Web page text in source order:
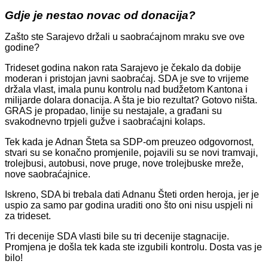
Gdje je nestao novac od donacija?
Zašto ste Sarajevo držali u saobraćajnom mraku sve ove
godine?
Trideset godina nakon rata Sarajevo je čekalo da dobije
moderan i pristojan javni saobraćaj. SDA je sve to vrijeme
držala vlast, imala punu kontrolu nad budžetom Kantona i
milijarde dolara donacija. A šta je bio rezultat? Gotovo ništa.
GRAS je propadao, linije su nestajale, a građani su
svakodnevno trpjeli gužve i saobraćajni kolaps.
Tek kada je Adnan Šteta sa SDP-om preuzeo odgovornost,
stvari su se konačno promjenile, pojavili su se novi tramvaji,
trolejbusi, autobusi, nove pruge, nove trolejbuske mreže,
nove saobraćajnice.
Iskreno, SDA bi trebala dati Adnanu Šteti orden heroja, jer je
uspio za samo par godina uraditi ono što oni nisu uspjeli ni
za trideset.
Tri decenije SDA vlasti bile su tri decenije stagnacije.
Promjena je došla tek kada ste izgubili kontrolu. Dosta vas je
bilo!